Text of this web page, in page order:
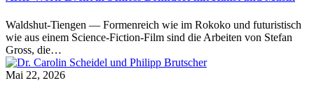
Waldshut-Tiengen — Formenreich wie im Rokoko und futuristisch
wie aus einem Science-Fiction-Film sind die Arbeiten von Stefan
Gross, die…
Mai 22, 2026